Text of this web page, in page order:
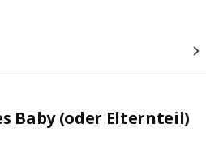
Baby (oder Elternteil)